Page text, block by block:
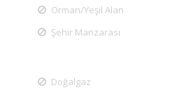
Orman/Yeşil Alan
Şehir Manzarası
Doğalgaz